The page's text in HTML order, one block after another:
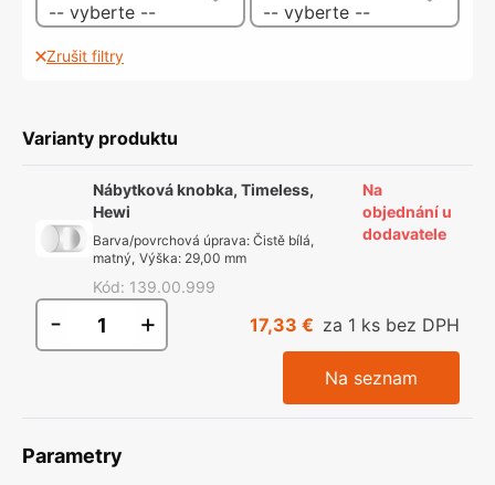
-- vyberte -- -- vyberte --
Zrušit filtry
Varianty produktu
Nábytková knobka, Timeless,
Hewi
Barva/povrchová úprava: Čistě bílá,
matný, Výška: 29,00 mm
Kód: 139.00.999
Na
objednání u
dodavatele
- + 17,33 € za 1 ks bez DPH
Na seznam
Parametry